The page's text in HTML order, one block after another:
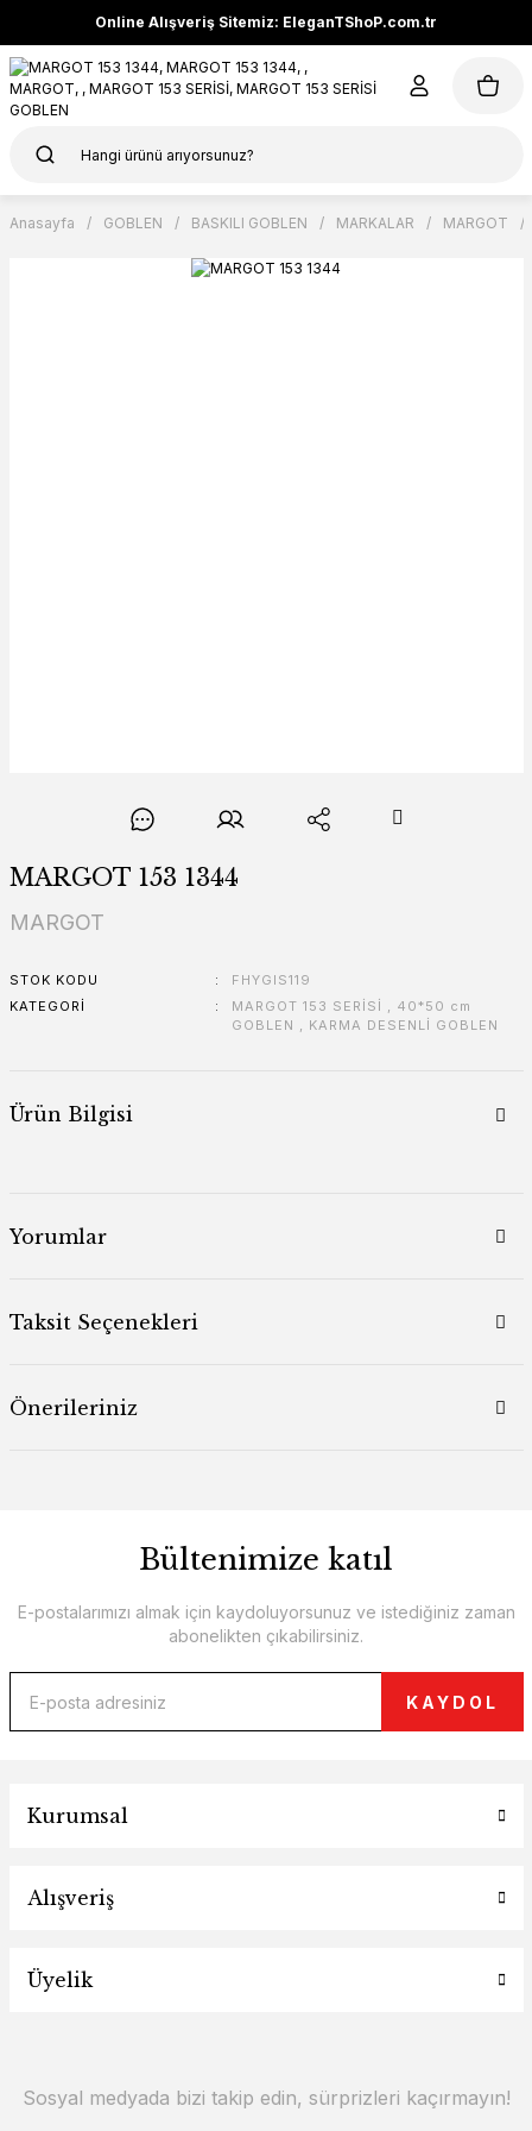
Online Alışveriş Sitemiz: EleganTShoP.com.tr
Anasayfa GOBLEN BASKILI GOBLEN MARKALAR MARGOT
MARGOT 153 1344
MARGOT
STOK KODU
FHYGIS119
KATEGORI
MARGOT 153 SERİSİ , 40*50 cm
GOBLEN , KARMA DESENLİ GOBLEN
Ürün Bilgisi
Yorumlar
Taksit Seçenekleri
Önerileriniz
Bültenimize katıl
E-postalarımızı almak için kaydoluyorsunuz ve istediğiniz zaman
abonelikten çıkabilirsiniz.
KAYDOL
Kurumsal
Alışveriş
Üyelik
Sosyal medyada bizi takip edin, sürprizleri kaçırmayın!